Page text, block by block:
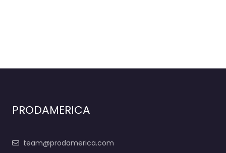
PRODAMERICA
team@prodamerica.com